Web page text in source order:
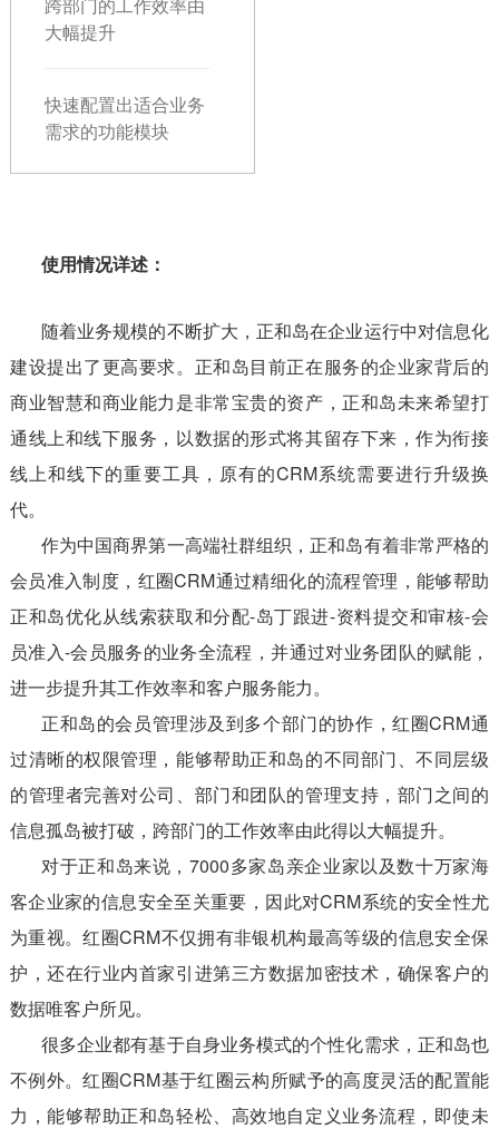
大幅提升
快速配置出适合业务
需求的功能模块
使用情况详述：
随着业务规模的不断扩大，正和岛在企业运行中对信息化
建设提出了更高要求。正和岛目前正在服务的企业家背后的
商业智慧和商业能力是非常宝贵的资产，正和岛未来希望打
通线上和线下服务，以数据的形式将其留存下来，作为衔接
线上和线下的重要工具，原有的CRM系统需要进行升级换
代。
作为中国商界第一高端社群组织，正和岛有着非常严格的
会员准入制度，红圈CRM通过精细化的流程管理，能够帮助
正和岛优化从线索获取和分配-岛丁跟进-资料提交和审核-会
员准入-会员服务的业务全流程，并通过对业务团队的赋能，
进一步提升其工作效率和客户服务能力。
正和岛的会员管理涉及到多个部门的协作，红圈CRM通
过清晰的权限管理，能够帮助正和岛的不同部门、不同层级
的管理者完善对公司、部门和团队的管理支持，部门之间的
信息孤岛被打破，跨部门的工作效率由此得以大幅提升。
对于正和岛来说，7000多家岛亲企业家以及数十万家海
客企业家的信息安全至关重要，因此对CRM系统的安全性尤
为重视。红圈CRM不仅拥有非银机构最高等级的信息安全保
护，还在行业内首家引进第三方数据加密技术，确保客户的
数据唯客户所见。
很多企业都有基于自身业务模式的个性化需求，正和岛也
不例外。红圈CRM基于红圈云构所赋予的高度灵活的配置能
力，能够帮助正和岛轻松、高效地自定义业务流程，即使未